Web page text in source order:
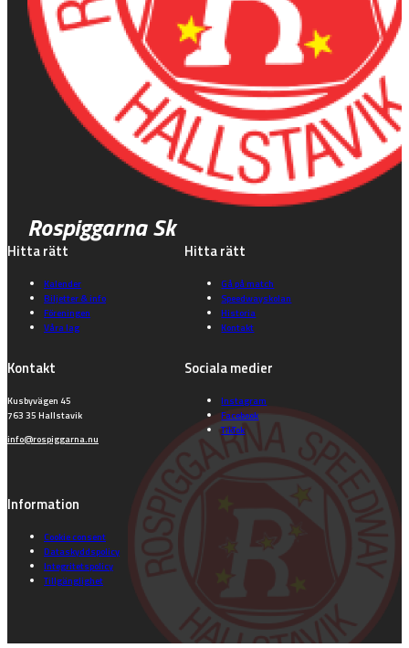
Rospiggarna Sk
Hitta rätt
Kalender
Biljetter & info
Föreningen
Våra lag
Hitta rätt
Gå på match
Speedwayskolan
Historia
Kontakt
Kontakt
Kusbyvägen 45
763 35 Hallstavik
info@rospiggarna.nu
Sociala medier
Instagram
Facebook
TikTok
Information
Cookie consent
Dataskyddspolicy
Integritetspolicy
Tillgänglighet